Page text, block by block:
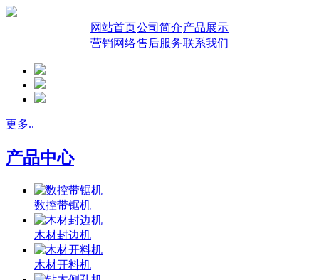
网站首页公司简介产品展示
营销网络售后服务联系我们
更多..
产品中心
数控带锯机
木材封边机
木材开料机